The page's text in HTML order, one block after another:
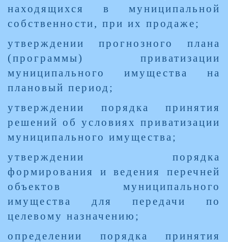
находящихся в муниципальной
собственности, при их продаже;
утверждении прогнозного плана
(программы) приватизации
муниципального имущества на
плановый период;
утверждении порядка принятия
решений об условиях приватизации
муниципального имущества;
утверждении порядка
формирования и ведения перечней
объектов муниципального
имущества для передачи по
целевому назначению;
определении порядка принятия